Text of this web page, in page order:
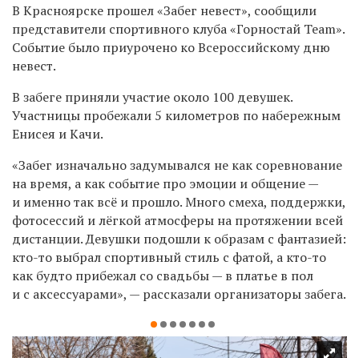
В Красноярске прошел «Забег невест», сообщили
представители спортивного клуба «Горностай Team».
Событие было приурочено ко Всероссийскому дню
невест.
В забеге приняли участие около 100 девушек.
Участницы пробежали 5 километров по набережным
Енисея и Качи.
«Забег изначально задумывался не как соревнование
на время, а как событие про эмоции и общение —
и именно так всё и прошло. Много смеха, поддержки,
фотосессий и лёгкой атмосферы на протяжении всей
дистанции. Девушки подошли к образам с фантазией:
кто-то выбрал спортивный стиль с фатой, а кто-то
как будто прибежал со свадьбы — в платье в пол
и с аксессуарами», — рассказали организаторы забега.